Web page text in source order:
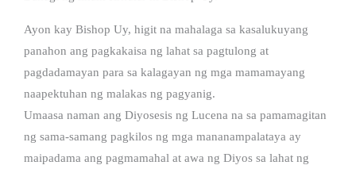
Ayon kay Bishop Uy, higit na mahalaga sa kasalukuyang
panahon ang pagkakaisa ng lahat sa pagtulong at
pagdadamayan para sa kalagayan ng mga mamamayang
naapektuhan ng malakas ng pagyanig.
Umaasa naman ang Diyosesis ng Lucena na sa pamamagitan
ng sama-samang pagkilos ng mga mananampalataya ay
maipadama ang pagmamahal at awa ng Diyos sa lahat ng